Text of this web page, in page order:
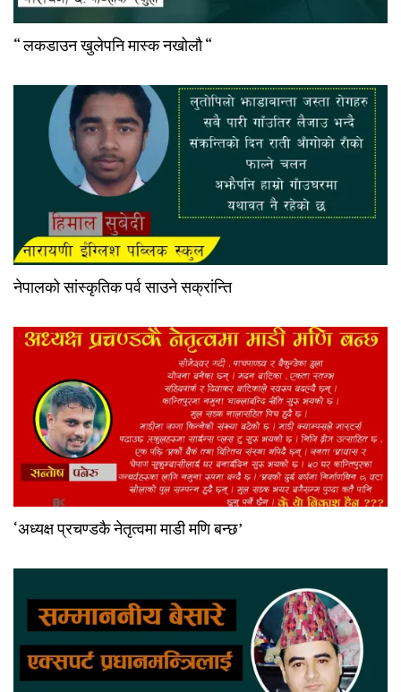
“ लकडाउन खुलेपनि मास्क नखोलौ “
नेपालको सांस्कृतिक पर्व साउने सक्रांन्ति
‘अध्यक्ष प्रचण्डकै नेतृत्वमा माडी मणि बन्छ’